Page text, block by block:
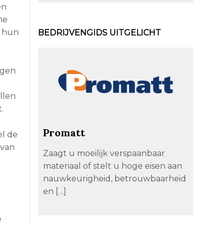
hun
de
BEDRIJVENGIDS UITGELICHT
Promatt
Zaagt u moeilijk verspaanbaar
materiaal of stelt u hoge eisen aan
nauwkeurigheid, betrouwbaarheid
en […]